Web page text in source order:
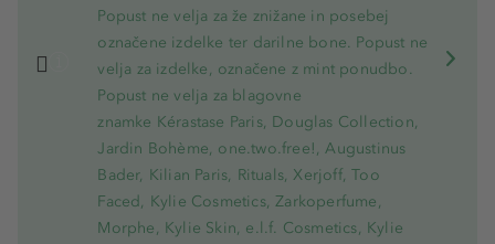
Popust ne velja za že znižane in posebej
označene izdelke ter darilne bone. Popust ne
velja za izdelke, označene z mint ponudbo.
Popust ne velja za blagovne
znamke Kérastase Paris, Douglas Collection,
Jardin Bohème, one.two.free!, Augustinus
Bader, Kilian Paris, Rituals, Xerjoff, Too
Faced, Kylie Cosmetics, Zarkoperfume,
Morphe, Kylie Skin, e.l.f. Cosmetics, Kylie